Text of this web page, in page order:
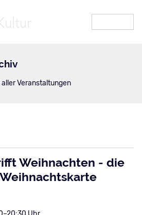
Veranstaltungen
Weihnachten - die